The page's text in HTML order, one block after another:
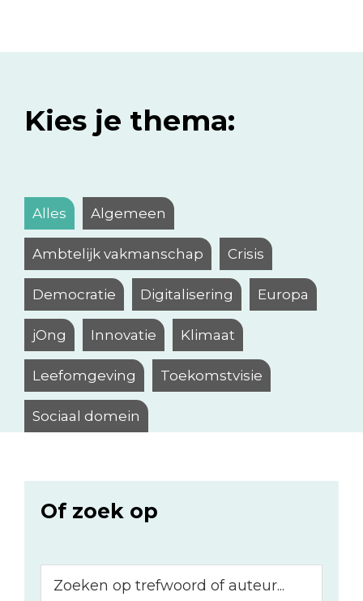
Kies je thema:
Alles Algemeen
Ambtelijk vakmanschap Crisis
Democratie Digitalisering Europa
jOng Innovatie Klimaat
Leefomgeving Toekomstvisie
Sociaal domein
Of zoek op
op